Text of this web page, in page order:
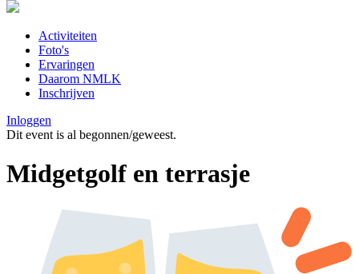
Activiteiten
Foto's
Ervaringen
Daarom NMLK
Inschrijven
Inloggen
Dit event is al begonnen/geweest.
Midgetgolf en terrasje